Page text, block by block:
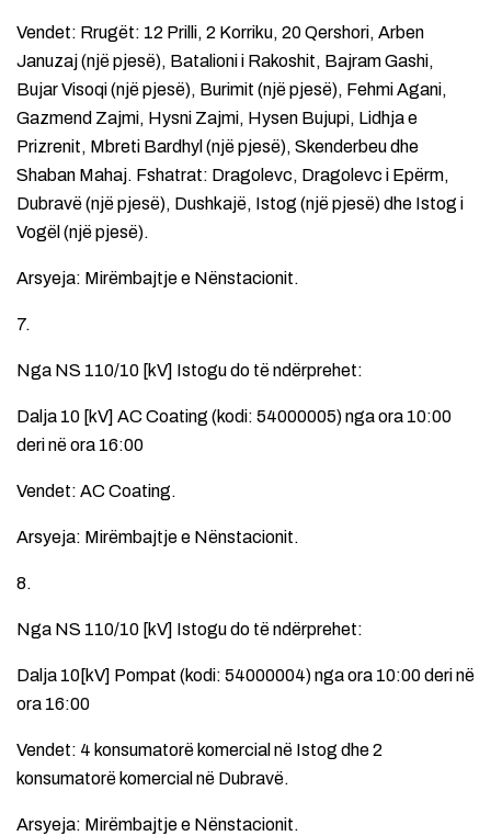
Vendet: Rrugët: 12 Prilli, 2 Korriku, 20 Qershori, Arben
Januzaj (një pjesë), Batalioni i Rakoshit, Bajram Gashi,
Bujar Visoqi (një pjesë), Burimit (një pjesë), Fehmi Agani,
Gazmend Zajmi, Hysni Zajmi, Hysen Bujupi, Lidhja e
Prizrenit, Mbreti Bardhyl (një pjesë), Skenderbeu dhe
Shaban Mahaj. Fshatrat: Dragolevc, Dragolevc i Epërm,
Dubravë (një pjesë), Dushkajë, Istog (një pjesë) dhe Istog i
Vogël (një pjesë).
Arsyeja: Mirëmbajtje e Nënstacionit.
7.
Nga NS 110/10 [kV] Istogu do të ndërprehet:
Dalja 10 [kV] AC Coating (kodi: 54000005) nga ora 10:00
deri në ora 16:00
Vendet: AC Coating.
Arsyeja: Mirëmbajtje e Nënstacionit.
8.
Nga NS 110/10 [kV] Istogu do të ndërprehet:
Dalja 10[kV] Pompat (kodi: 54000004) nga ora 10:00 deri në
ora 16:00
Vendet: 4 konsumatorë komercial në Istog dhe 2
konsumatorë komercial në Dubravë.
Arsyeja: Mirëmbajtje e Nënstacionit.